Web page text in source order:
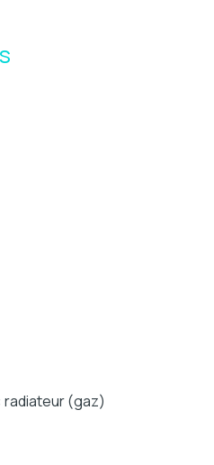
radiateur (gaz)